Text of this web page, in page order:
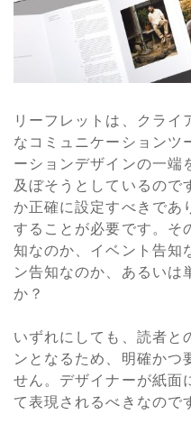
リーフレットは、クライ
なコミュニケーションツ
ーションデザインの一端
及ぼそうとしているので
か正確に設定すべきであ
することが必要です。そ
知なのか、イベント告知
ン告知なのか、あるいは
か？
いずれにしても、読者と
ンとなるため、明確かつ
せん。デザイナーが紙面
て表現されるべきなので